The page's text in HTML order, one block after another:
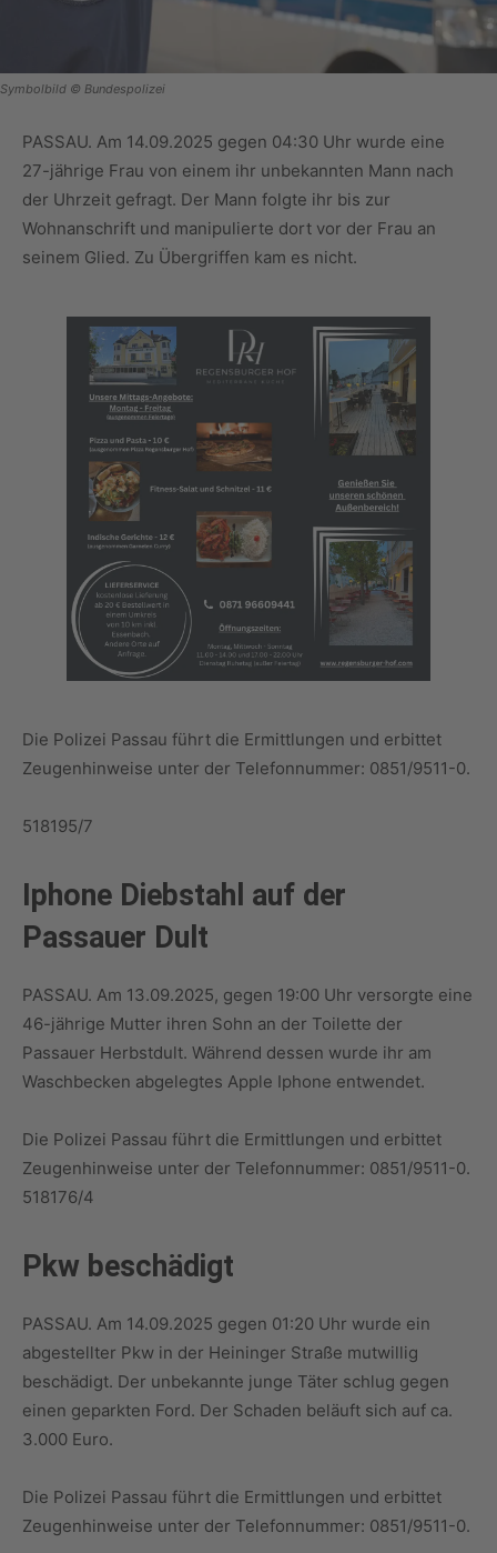
Symbolbild © Bundespolizei
PASSAU. Am 14.09.2025 gegen 04:30 Uhr wurde eine
27-jährige Frau von einem ihr unbekannten Mann nach
der Uhrzeit gefragt. Der Mann folgte ihr bis zur
Wohnanschrift und manipulierte dort vor der Frau an
seinem Glied. Zu Übergriffen kam es nicht.
Die Polizei Passau führt die Ermittlungen und erbittet
Zeugenhinweise unter der Telefonnummer: 0851/9511-0.
518195/7
Iphone Diebstahl auf der
Passauer Dult
PASSAU. Am 13.09.2025, gegen 19:00 Uhr versorgte eine
46-jährige Mutter ihren Sohn an der Toilette der
Passauer Herbstdult. Während dessen wurde ihr am
Waschbecken abgelegtes Apple Iphone entwendet.
Die Polizei Passau führt die Ermittlungen und erbittet
Zeugenhinweise unter der Telefonnummer: 0851/9511-0.
518176/4
Pkw beschädigt
PASSAU. Am 14.09.2025 gegen 01:20 Uhr wurde ein
abgestellter Pkw in der Heininger Straße mutwillig
beschädigt. Der unbekannte junge Täter schlug gegen
einen geparkten Ford. Der Schaden beläuft sich auf ca.
3.000 Euro.
Die Polizei Passau führt die Ermittlungen und erbittet
Zeugenhinweise unter der Telefonnummer: 0851/9511-0.